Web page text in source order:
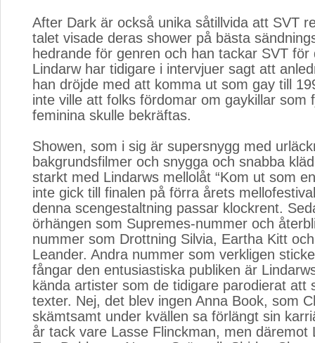
After Dark är också unika såtillvida att SVT
talet visade deras shower på bästa
hedrande för genren och han tackar SVT för
Lindarw har tidigare i intervjuer sagt att
han dröjde med att komma ut som gay till
inte ville att folks fördomar om gaykillar som
feminina skulle bekräftas.
Showen, som i sig är supersnygg med
bakgrundsfilmer och snygga och snabba
starkt med Lindarws mellolåt “Kom ut som
inte gick till finalen på förra årets
denna scengestaltning passar klockrent.
örhängen som Supremes-nummer och
nummer som Drottning Silvia, Eartha Kitt
Leander. Andra nummer som verkligen
fångar den entusiastiska publiken är
kända artister som de tidigare parodierat att
texter. Nej, det blev ingen Anna Book, som
skämtsamt under kvällen sa förlängt sin
år tack vare Lasse Flinckman, men däremot